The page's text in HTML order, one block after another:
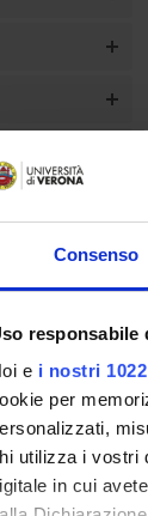
Consenso
responsabile
e i nostri
per
utilizza i vostri
in cui